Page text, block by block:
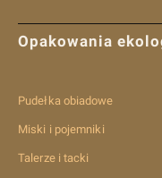
Linki w stopce
Opakowania
Pudełka obiadowe
Miski i pojemniki
Talerze i tacki